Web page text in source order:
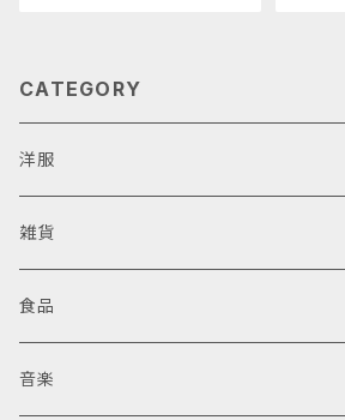
CATEGORY
洋服
雑貨
食品
音楽